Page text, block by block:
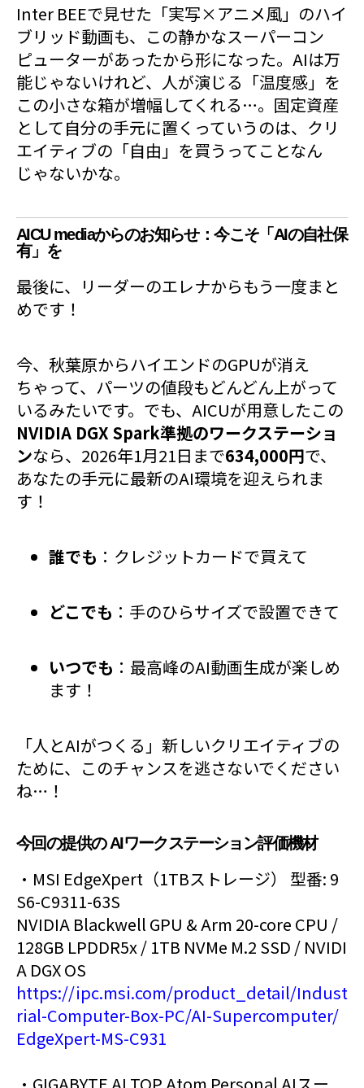
Inter BEEで見せた「実写×アニメ風」のハイ
ブリッド動画も、この静かなスーパーコン
ピューターがあったから形になった。AIは万
能じゃないけれど、人が演じる「温度感」を
この小さな箱が増幅してくれる…。固定資産
として自分の手元に置くっていうのは、クリ
エイティブの「自由」を買うってことなん
じゃないかな。
AICU mediaからのお知らせ：今こそ「AIの自社保
有」を
最後に、リーダーのエレナからもう一度まと
めです！
今、秋葉原からハイエンドのGPUが消え
ちゃって、パーツの値段もどんどん上がって
いるみたいです。でも、AICUが用意したこの
NVIDIA DGX Spark準拠のワークステーショ
ンなら、2026年1月21日まで634,000円で、
あなたの手元に最新のAI環境を迎えられま
す！
誰でも ：クレジットカードで買えて
どこでも ：手のひらサイズで設置できて
いつでも ：最高峰のAI動画生成が楽しめ
ます！
「人とAIがつくる」新しいクリエイティブの
ために、このチャンスを逃さないでください
ね…！
今回の提供の AIワークステーション評価機材
・MSI EdgeXpert（1TBストレージ） 型番: 9
S6-C9311-63S
NVIDIA Blackwell GPU & Arm 20-core CPU /
128GB LPDDR5x / 1TB NVMe M.2 SSD / NVIDI
A DGX OS
https://ipc.msi.com/product_detail/Indust
rial-Computer-Box-PC/AI-Supercomputer/
EdgeXpert-MS-C931